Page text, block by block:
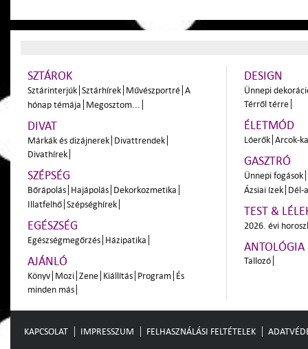
SZTÁROK
Sztárinterjúk Sztárhírek Művészportré A
hónap témája Megosztom...
DIVAT
Márkák és dizájnerek Divattrendek
Divathírek
SZÉPSÉG
Bőrápolás Hajápolás Dekorkozmetika
Illatfelhő Szépséghírek
EGÉSZSÉG
Egészségmegőrzés Házipatika
AJÁNLÓ
Könyv Mozi Zene Kiállítás Program És
minden más
DESIGN
Ünnepi
Térről térre
ÉLETMÓD
Lóerők Arcok-
GASZTRÓ
Ünnepi fogások
Ázsiai ízek Dél-
TEST &
2026. évi
ANTOLÓGIA
Tallozó
KAPCSOLAT IMPRESSZUM FELHASZNÁLÁSI FELTÉTELEK